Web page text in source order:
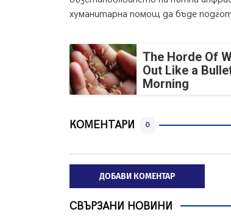
хуманитарна помощ да бъде
The Horde Of
Out Like a
Morning
КОМЕНТАРИ 0
ДОБАВИ КОМЕНТАР
СВЪРЗАНИ НОВИНИ